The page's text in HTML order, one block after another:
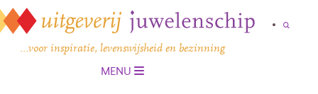
…voor inspiratie, levenswijsheid en bezinning
MENU